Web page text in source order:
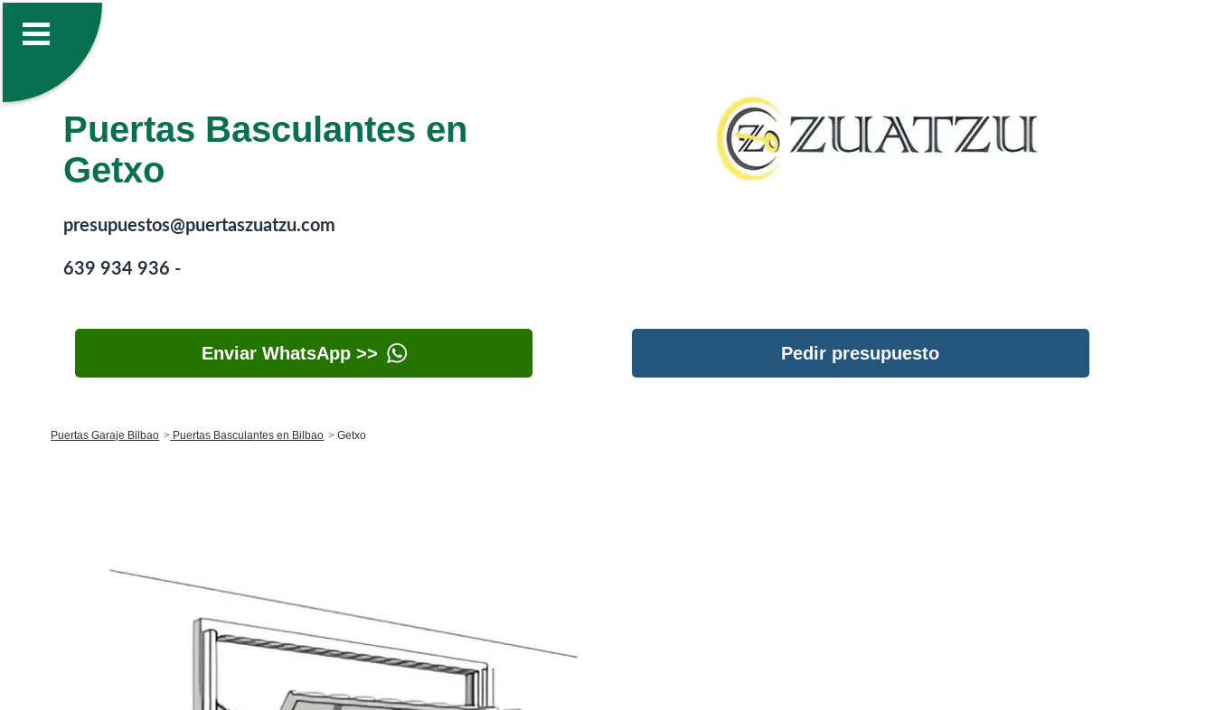
Puertas Basculantes en
Getxo
presupuestos@puertaszuatzu.com
639 934 936 -
Enviar WhatsApp >> Pedir presupuesto
Puertas Garaje Bilbao Puertas Basculantes en Bilbao Getxo